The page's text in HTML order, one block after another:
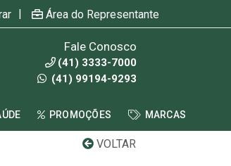
| Área do Representante
Fale Conosco
(41) 3333-7000
(41) 99194-9293
PROMOÇÕES MARCAS
VOLTAR